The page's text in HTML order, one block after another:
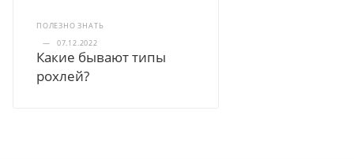
ПОЛЕЗНО ЗНАТЬ
—
07.12.2022
Какие бывают типы
рохлей?